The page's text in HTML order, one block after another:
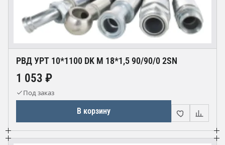
РВД УРТ 10*1100 DK М 18*1,5 90/90/0 2SN
1 053 ₽
Под заказ
В корзину